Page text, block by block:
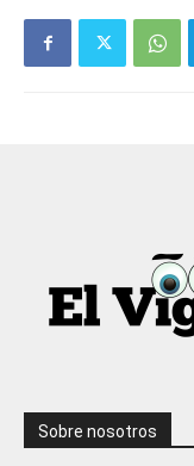
Sobre nosotros